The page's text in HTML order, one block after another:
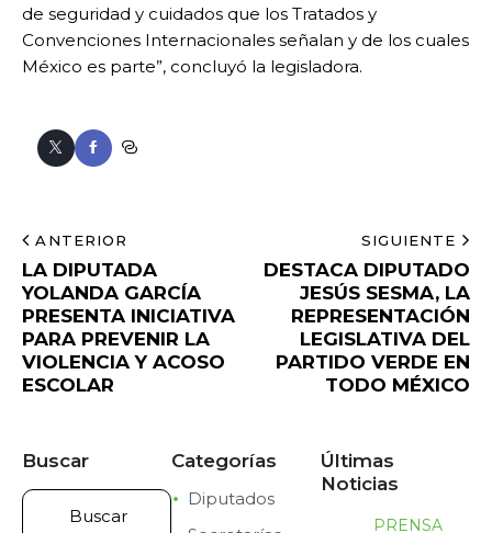
de seguridad y cuidados que los Tratados y
Convenciones Internacionales señalan y de los cuales
México es parte”, concluyó la legisladora.
ANTERIOR
LA DIPUTADA
YOLANDA GARCÍA
PRESENTA INICIATIVA
PARA PREVENIR LA
VIOLENCIA Y ACOSO
ESCOLAR
SIGUIENTE
DESTACA DIPUTADO
JESÚS SESMA, LA
REPRESENTACIÓN
LEGISLATIVA DEL
PARTIDO VERDE EN
TODO MÉXICO
Buscar Categorías
Diputados
Últimas
Noticias
PRENSA